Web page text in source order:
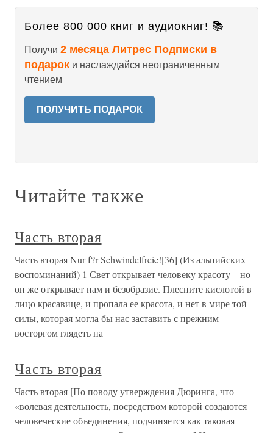
Более 800 000 книг и аудиокниг! 📚
Получи 2 месяца Литрес Подписки в
подарок и наслаждайся неограниченным
чтением
ПОЛУЧИТЬ ПОДАРОК
Читайте также
Часть вторая
Часть вторая Nur f?r Schwindelfreie![36] (Из альпийских
воспоминаний) 1 Свет открывает человеку красоту – но
он же открывает нам и безобразие. Плесните кислотой в
лицо красавице, и пропала ее красота, и нет в мире той
силы, которая могла бы нас заставить с прежним
восторгом глядеть на
Часть вторая
Часть вторая [По поводу утверждения Дюринга, что
«волевая деятельность, посредством которой создаются
человеческие объединения, подчиняется как таковая